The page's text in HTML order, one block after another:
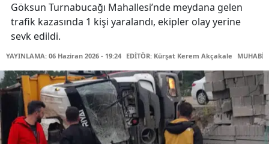
Göksun Turnabucağı Mahallesi’nde meydana gelen
trafik kazasında 1 kişi yaralandı, ekipler olay yerine
sevk edildi.
YAYINLAMA: 06 Haziran 2026 - 19:24 EDİTÖR: Kürşat Kerem Akçakale